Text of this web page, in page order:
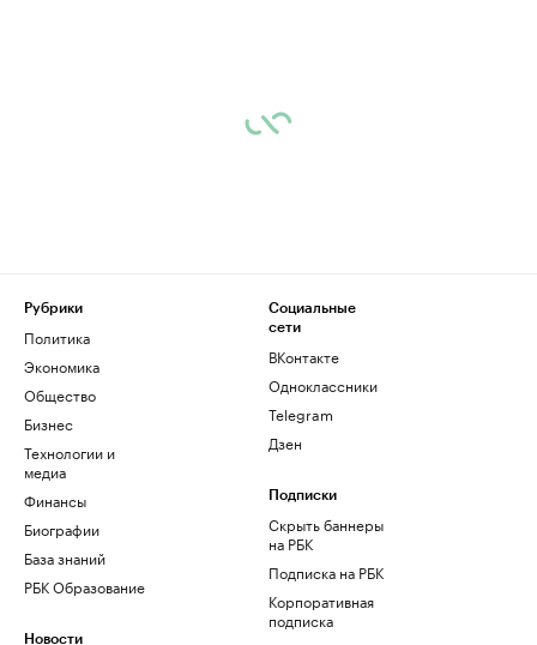
Рубрики
Политика
Экономика
Общество
Бизнес
Технологии и
медиа
Финансы
Биографии
База знаний
РБК Образование
Новости
Социальные
сети
ВКонтакте
Одноклассники
Telegram
Дзен
Подписки
Скрыть баннеры
на РБК
Подписка на РБК
Корпоративная
подписка